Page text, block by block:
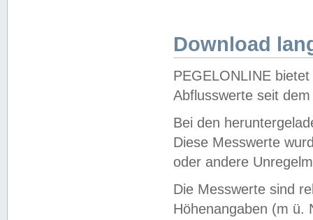
Download
PEGELONLINE
Abflusswerte seit
Bei den
Diese Messwerte
oder andere
Die Messwerte sind
Höhenangaben (m ü.